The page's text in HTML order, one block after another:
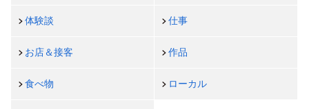
体験談 仕事
お店＆接客 作品
食べ物 ローカル